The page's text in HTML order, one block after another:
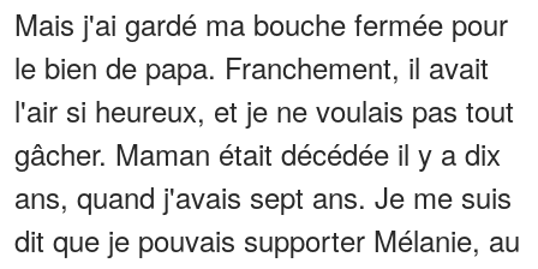
Mais j'ai gardé ma bouche fermée pour
le bien de papa. Franchement, il avait
l'air si heureux, et je ne voulais pas tout
gâcher. Maman était décédée il y a dix
ans, quand j'avais sept ans. Je me suis
dit que je pouvais supporter Mélanie, au